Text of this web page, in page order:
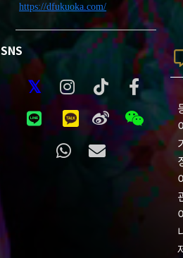
https://dfukuoka.com/
SNS